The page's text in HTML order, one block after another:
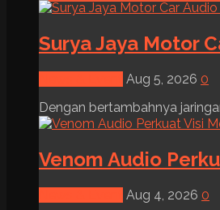
Surya Jaya Motor
Aug 5, 2026 0
Dengan bertambahnya
Venom Audio
Aug 4, 2026 0